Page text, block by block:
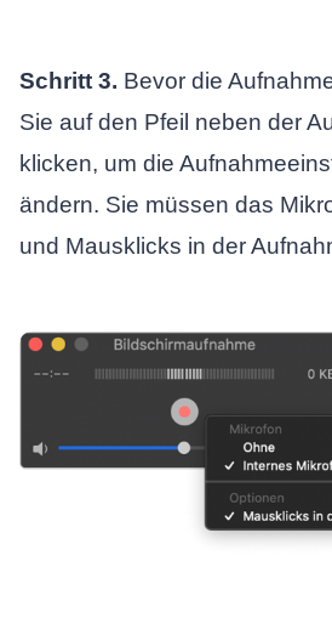
Schritt 3. Bevor die
Sie auf den Pfeil neben der
klicken, um die
ändern. Sie müssen das
und Mausklicks in der